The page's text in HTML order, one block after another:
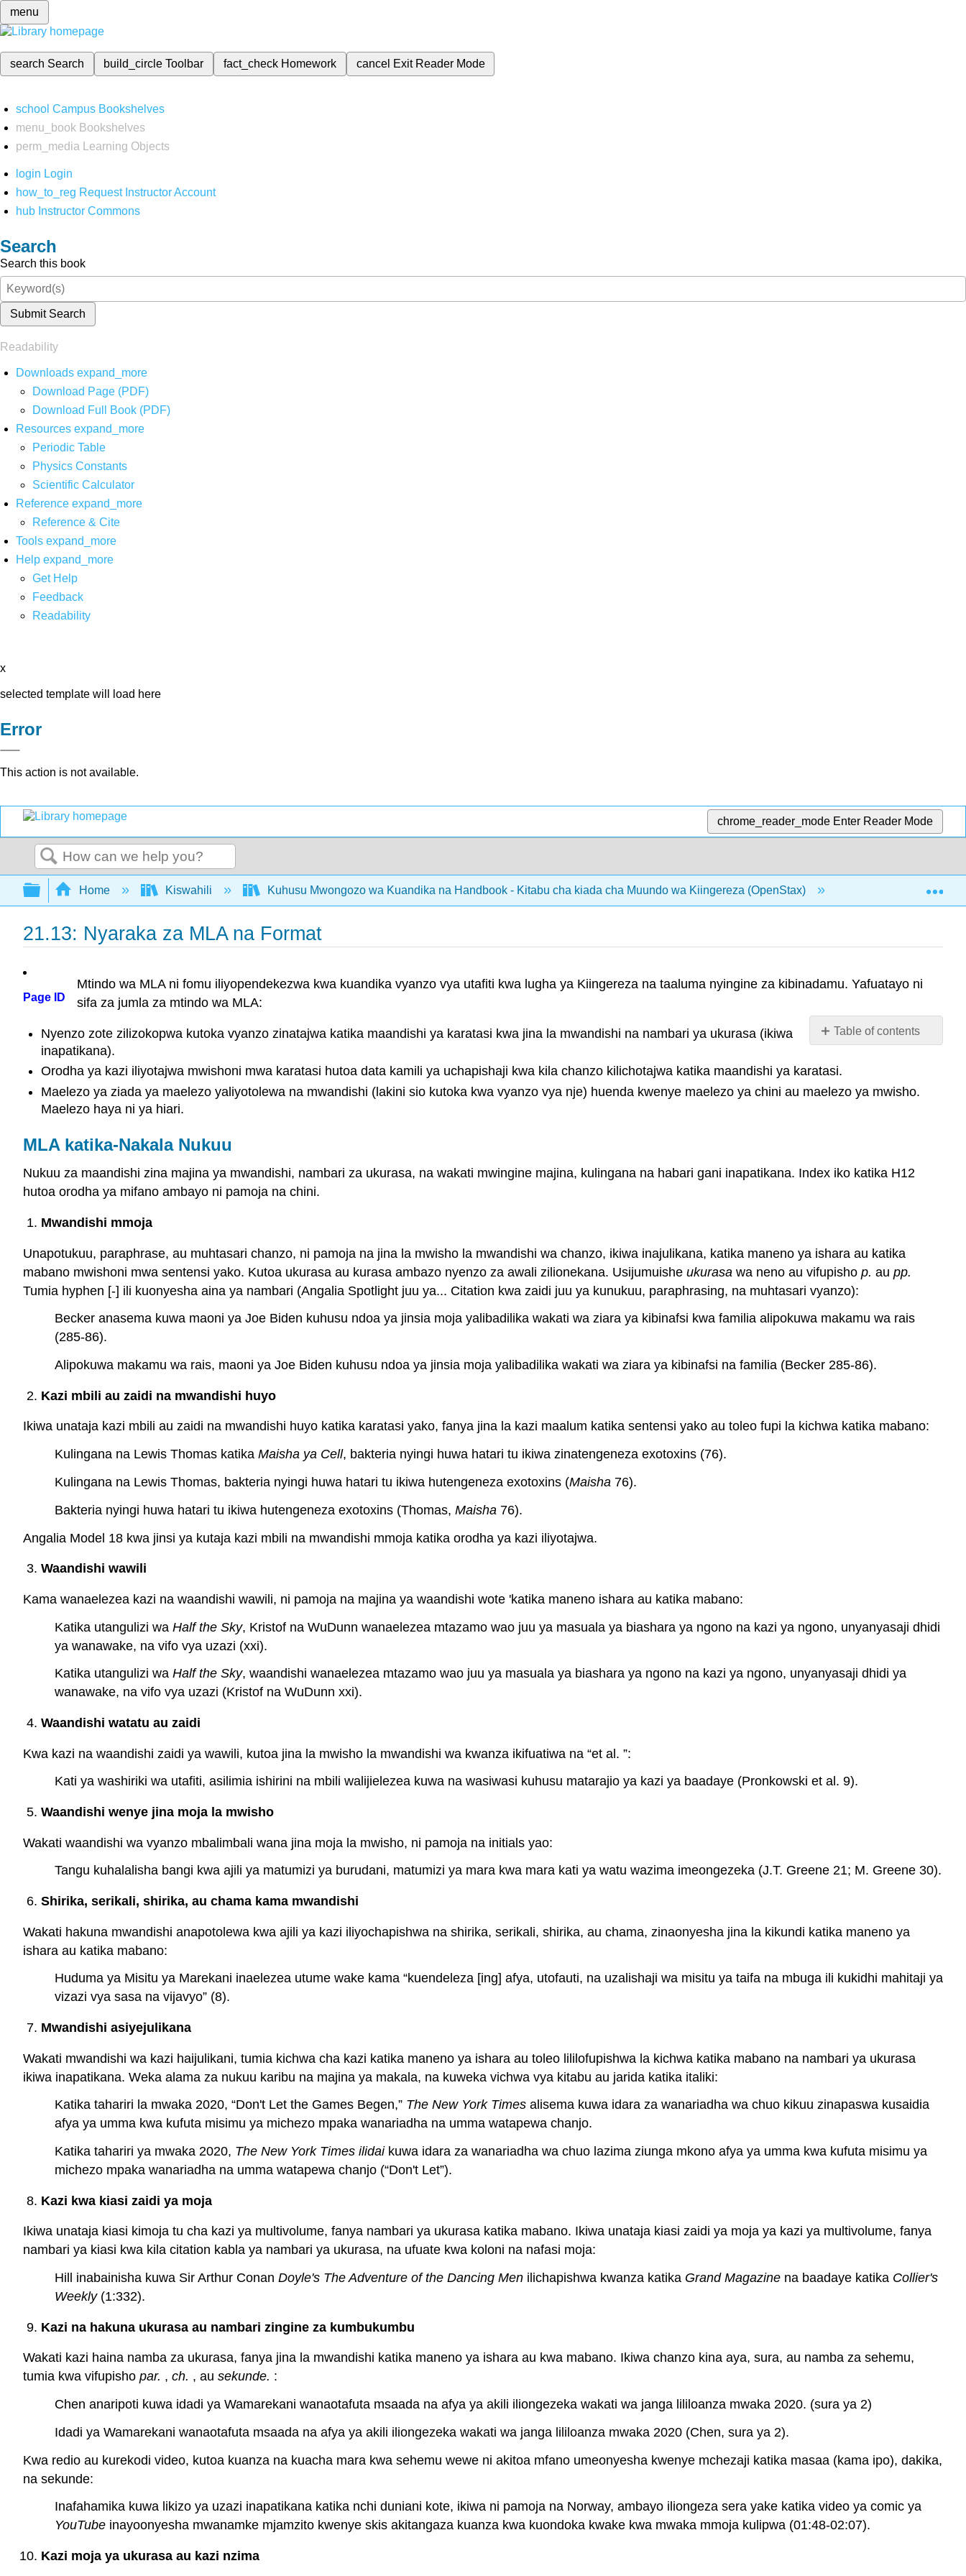
menu
search Search build_circleToolbar fact_check Homework cancel Exit Reader Mode
school Campus Bookshelves
menu_book Bookshelves
perm_media
Learning Objects
login Login
how_to_reg Request Instructor Account
hub Instructor Commons
Search
Search this book
Submit Search
Readability
Downloads expand_more
Download Page (PDF)
Download Full Book (PDF)
Resources expand_more
Periodic Table
Physics Constants
Scientific Calculator
Reference expand_more
Reference & Cite
Tools expand_more
Help expand_more
Get Help
Feedback
Readability
x
selected template will load here
Error
This action is not available.
chrome_reader_mode Enter Reader Mode
Search
Expand/collapse global hierarchy
Home Kiswahili Kuhusu Mwongozo wa Kuandika na Handbook - Kitabu cha kiada cha Muundo wa Kiingereza (OpenStax)
21.13: Nyaraka za MLA na Format
Page ID
Table of contents
katika-
Nukuu
na
na
Superscript
Kazi
Aina
Kazi
Makala
Makala
Vitabu
za
Vyombo
(MLA)
kibinafsi
Video,
vya
Vyombo
Habari
MLA
Mtindo wa MLA ni fomu iliyopendekezwa kwa kuandika vyanzo vya utafiti kwa lugha ya Kiingereza na taaluma nyingine za kibinadamu. Yafuatayo ni
sifa za jumla za mtindo wa MLA:
Nyenzo zote zilizokopwa kutoka vyanzo zinatajwa katika maandishi ya karatasi kwa jina la mwandishi na nambari ya ukurasa (ikiwa
inapatikana).
Orodha ya kazi iliyotajwa mwishoni mwa karatasi hutoa data kamili ya uchapishaji kwa kila chanzo kilichotajwa katika maandishi ya karatasi.
Maelezo ya ziada ya maelezo yaliyotolewa na mwandishi (lakini sio kutoka kwa vyanzo vya nje) huenda kwenye maelezo ya chini au maelezo ya mwisho.
Maelezo haya ni ya hiari.
MLA katika-Nakala Nukuu
Nukuu za maandishi zina majina ya mwandishi, nambari za ukurasa, na wakati mwingine majina, kulingana na habari gani inapatikana. Index iko katika H12
hutoa orodha ya mifano ambayo ni pamoja na chini.
Mwandishi mmoja
Unapotukuu, paraphrase, au muhtasari chanzo, ni pamoja na jina la mwisho la mwandishi wa chanzo, ikiwa inajulikana, katika maneno ya ishara au katika
mabano mwishoni mwa sentensi yako. Kutoa ukurasa au kurasa ambazo nyenzo za awali zilionekana. Usijumuishe ukurasa wa neno au vifupisho p. au pp.
Tumia hyphen [-] ili kuonyesha aina ya nambari (Angalia Spotlight juu ya... Citation kwa zaidi juu ya kunukuu, paraphrasing, na muhtasari vyanzo):
Becker anasema kuwa maoni ya Joe Biden kuhusu ndoa ya jinsia moja yalibadilika wakati wa ziara ya kibinafsi kwa familia alipokuwa makamu wa rais
(285-86).
Alipokuwa makamu wa rais, maoni ya Joe Biden kuhusu ndoa ya jinsia moja yalibadilika wakati wa ziara ya kibinafsi na familia (Becker 285-86).
Kazi mbili au zaidi na mwandishi huyo
Ikiwa unataja kazi mbili au zaidi na mwandishi huyo katika karatasi yako, fanya jina la kazi maalum katika sentensi yako au toleo fupi la kichwa katika mabano:
Kulingana na Lewis Thomas katika Maisha ya Cell, bakteria nyingi huwa hatari tu ikiwa zinatengeneza exotoxins (76).
Kulingana na Lewis Thomas, bakteria nyingi huwa hatari tu ikiwa hutengeneza exotoxins (Maisha 76).
Bakteria nyingi huwa hatari tu ikiwa hutengeneza exotoxins (Thomas, Maisha 76).
Angalia Model 18 kwa jinsi ya kutaja kazi mbili na mwandishi mmoja katika orodha ya kazi iliyotajwa.
Waandishi wawili
Kama wanaelezea kazi na waandishi wawili, ni pamoja na majina ya waandishi wote 'katika maneno ishara au katika mabano:
Katika utangulizi wa Half the Sky, Kristof na WuDunn wanaelezea mtazamo wao juu ya masuala ya biashara ya ngono na kazi ya ngono, unyanyasaji dhidi
ya wanawake, na vifo vya uzazi (xxi).
Katika utangulizi wa Half the Sky, waandishi wanaelezea mtazamo wao juu ya masuala ya biashara ya ngono na kazi ya ngono, unyanyasaji dhidi ya
wanawake, na vifo vya uzazi (Kristof na WuDunn xxi).
Waandishi watatu au zaidi
Kwa kazi na waandishi zaidi ya wawili, kutoa jina la mwisho la mwandishi wa kwanza ikifuatiwa na “et al. ”:
Kati ya washiriki wa utafiti, asilimia ishirini na mbili walijielezea kuwa na wasiwasi kuhusu matarajio ya kazi ya baadaye (Pronkowski et al. 9).
Waandishi wenye jina moja la mwisho
Wakati waandishi wa vyanzo mbalimbali wana jina moja la mwisho, ni pamoja na initials yao:
Tangu kuhalalisha bangi kwa ajili ya matumizi ya burudani, matumizi ya mara kwa mara kati ya watu wazima imeongezeka (J.T. Greene 21; M. Greene 30).
Shirika, serikali, shirika, au chama kama mwandishi
Wakati hakuna mwandishi anapotolewa kwa ajili ya kazi iliyochapishwa na shirika, serikali, shirika, au chama, zinaonyesha jina la kikundi katika maneno ya
ishara au katika mabano:
Huduma ya Misitu ya Marekani inaelezea utume wake kama “kuendeleza [ing] afya, utofauti, na uzalishaji wa misitu ya taifa na mbuga ili kukidhi mahitaji ya
vizazi vya sasa na vijavyo” (8).
Mwandishi asiyejulikana
Wakati mwandishi wa kazi haijulikani, tumia kichwa cha kazi katika maneno ya ishara au toleo lililofupishwa la kichwa katika mabano na nambari ya ukurasa
ikiwa inapatikana. Weka alama za nukuu karibu na majina ya makala, na kuweka vichwa vya kitabu au jarida katika italiki:
Katika tahariri la mwaka 2020, “Don't Let the Games Begen,” The New York Times alisema kuwa idara za wanariadha wa chuo kikuu zinapaswa kusaidia
afya ya umma kwa kufuta misimu ya michezo mpaka wanariadha na umma watapewa chanjo.
Katika tahariri ya mwaka 2020, The New York Times ilidaikuwa idara za wanariadha wa chuo lazima ziunga mkono afya ya umma kwa kufuta misimu ya
michezo mpaka wanariadha na umma watapewa chanjo (“Don't Let”).
Kazi kwa kiasi zaidi ya moja
Ikiwa unataja kiasi kimoja tu cha kazi ya multivolume, fanya nambari ya ukurasa katika mabano. Ikiwa unataja kiasi zaidi ya moja ya kazi ya multivolume, fanya
nambari ya kiasi kwa kila citation kabla ya nambari ya ukurasa, na ufuate kwa koloni na nafasi moja:
Hill inabainisha kuwa Sir Arthur Conan Doyle's The Adventure of the Dancing Men ilichapishwa kwanza katika Grand Magazine na baadaye katika Collier's
Weekly(1:332).
Kazi na hakuna ukurasa au nambari zingine za kumbukumbu
Wakati kazi haina namba za ukurasa, fanya jina la mwandishi katika maneno ya ishara au kwa mabano. Ikiwa chanzo kina aya, sura, au namba za sehemu,
tumia kwa vifupisho par. , ch. , au sekunde. :
Chen anaripoti kuwa idadi ya Wamarekani wanaotafuta msaada na afya ya akili iliongezeka wakati wa janga lililoanza mwaka 2020. (sura ya 2)
Idadi ya Wamarekani wanaotafuta msaada na afya ya akili iliongezeka wakati wa janga lililoanza mwaka 2020 (Chen, sura ya 2).
Kwa redio au kurekodi video, kutoa kuanza na kuacha mara kwa sehemu wewe ni akitoa mfano umeonyesha kwenye mchezaji katika masaa (kama ipo), dakika,
na sekunde:
Inafahamika kuwa likizo ya uzazi inapatikana katika nchi duniani kote, ikiwa ni pamoja na Norway, ambayo iliongeza sera yake katika video ya comic ya
YouTube inayoonyesha mwanamke mjamzito kwenye skis akitangaza kuanza kwa kuondoka kwake kwa mwaka mmoja kulipwa (01:48-02:07).
Kazi moja ya ukurasa au kazi nzima